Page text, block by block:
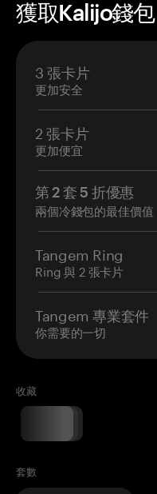
獲取Kalijo錢包
3 張卡片
更加安全
2 張卡片
更加便宜
第 2 套 5 折優惠
兩個冷錢包的最佳價值
Tangem Ring
Ring 與 2 張卡片
Tangem 專業套件
你需要的一切
收藏
套數